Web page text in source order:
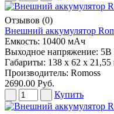
Отзывов (0)
Внешний аккумулятор
Емкость: 10400 мАч
Выходное напряжение:
Габариты: 138 х 62 х
Производитель: Romoss
2690.00 Руб.
Купить